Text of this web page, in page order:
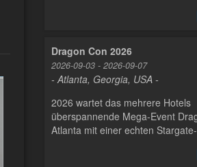
Dragon Con 2026
2026-09-03 - 2026-09-07
- Atlanta, Georgia, USA -
2026 wartet das mehrere Hotels
überspannende Mega-Event
Atlanta mit einer echten